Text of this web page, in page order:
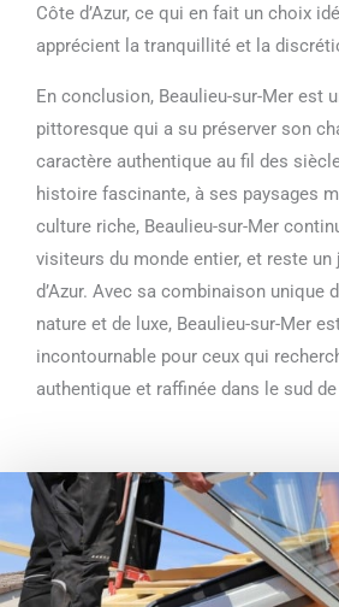
Côte d’Azur, ce qui en fait un choix
apprécient la tranquillité et la
En conclusion, Beaulieu-sur-Mer est
pittoresque qui a su préserver son
caractère authentique au fil des
histoire fascinante, à ses paysages
culture riche, Beaulieu-sur-Mer
visiteurs du monde entier, et reste un
d’Azur. Avec sa combinaison unique
nature et de luxe, Beaulieu-sur-Mer
incontournable pour ceux qui
authentique et raffinée dans le sud